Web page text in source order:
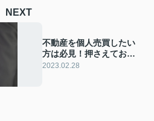
NEXT
不動産を個人売買したい
方は必見！押さえておき
たいポイントはこれ
2023.02.28